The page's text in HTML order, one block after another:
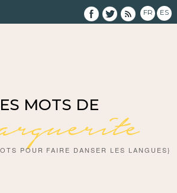
FR ES
MOTS DE
POUR FAIRE DANSER LES LANGUES}